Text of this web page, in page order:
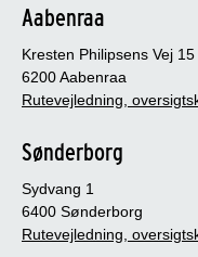
Aabenraa
Kresten Philipsens Vej 15
6200 Aabenraa
Rutevejledning,
Sønderborg
Sydvang 1
6400 Sønderborg
Rutevejledning,